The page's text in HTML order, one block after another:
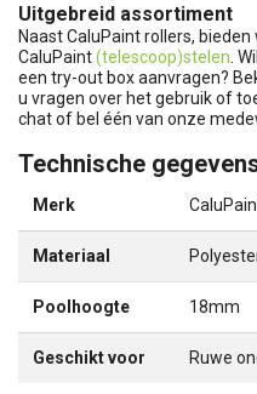
Uitgebreid assortiment
Naast CaluPaint rollers,
CaluPaint(telescoop)stelen .
een try-out box aanvragen?
u vragen over het gebruik of
chat of bel één van onze
Technische
Merk
Materiaal
Poolhoogte 18mm
Geschikt voor Ruwe